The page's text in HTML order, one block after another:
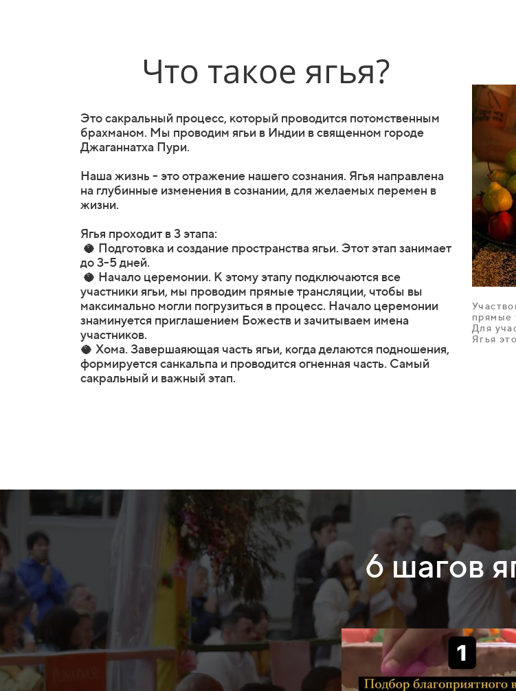
Что такое ягья?
Это сакральный процесс, который проводится потомственным
брахманом. Мы проводим ягьи в Индии в священном городе
Джаганнатха Пури.
Наша жизнь - это отражение нашего сознания. Ягья направлена
на глубинные изменения в сознании, для желаемых перемен в
жизни.
Ягья проходит в 3 этапа:
🥥 Подготовка и создание пространства ягьи. Этот этап занимает
до 3-5 дней.
🥥 Начало церемонии. К этому этапу подключаются все
участники ягьи, мы проводим прямые трансляции, чтобы вы
максимально могли погрузиться в процесс. Начало церемонии
знаминуется приглашением Божеств и зачитываем имена
участников.
🥥 Хома. Завершаяющая часть ягьи, когда делаются подношения,
формируется санкальпа и проводится огненная часть. Самый
сакральный и важный этап.
прямые
Для
Ягья
6 шагов